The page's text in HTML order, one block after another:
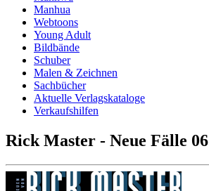
Manhua
Webtoons
Young Adult
Bildbände
Schuber
Malen & Zeichnen
Sachbücher
Aktuelle Verlagskataloge
Verkaufshilfen
Rick Master - Neue Fälle 06